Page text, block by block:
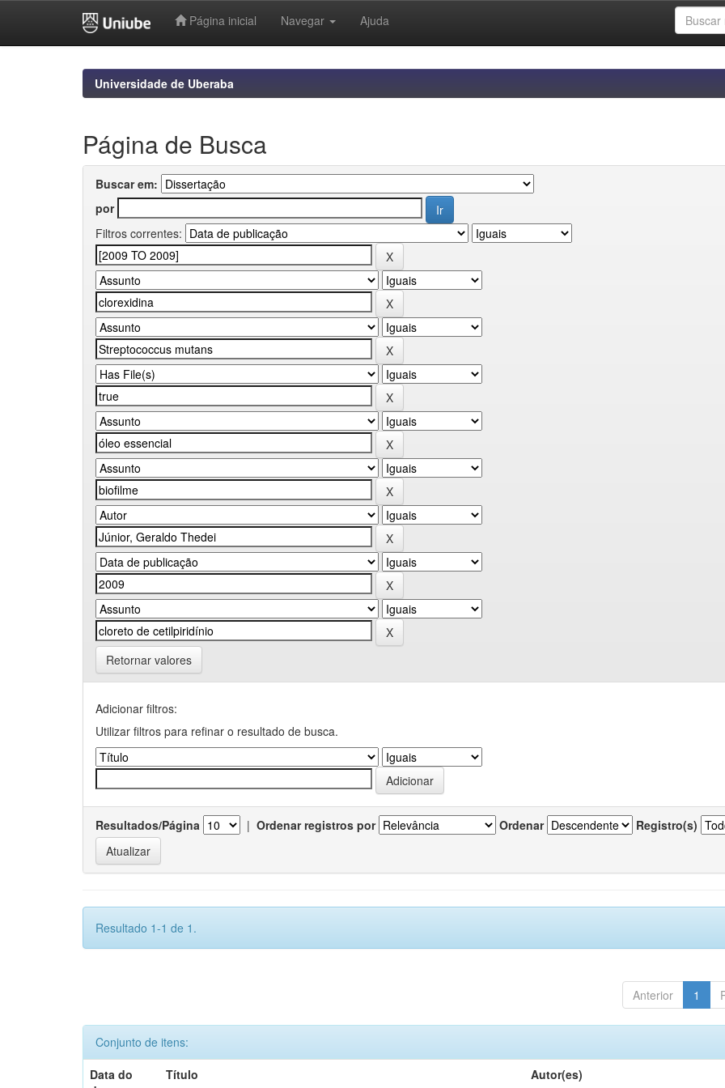
Página inicial Navegar Ajuda
Universidade de Uberaba
Página de Busca
Buscar em:
por
Filtros correntes:
Retornar valores
Adicionar filtros:
Utilizar filtros para refinar o resultado de busca.
Resultados/Página | Ordenar registros por Ordenar Registro(s)
Resultado 1-1 de 1.
Anterior 1
Conjunto de itens:
Data do
Título Autor(es)